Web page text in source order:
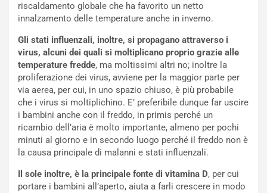
riscaldamento globale che ha favorito un netto
innalzamento delle temperature anche in inverno.
Gli stati influenzali, inoltre, si propagano attraverso i
virus, alcuni dei quali si moltiplicano proprio grazie alle
temperature fredde, ma moltissimi altri no; inoltre la
proliferazione dei virus, avviene per la maggior parte per
via aerea, per cui, in uno spazio chiuso, è più probabile
che i virus si moltiplichino. E’ preferibile dunque far uscire
i bambini anche con il freddo, in primis perché un
ricambio dell’aria è molto importante, almeno per pochi
minuti al giorno e in secondo luogo perché il freddo non è
la causa principale di malanni e stati influenzali.
Il sole inoltre, è la principale fonte di vitamina D, per cui
portare i bambini all’aperto, aiuta a farli crescere in modo